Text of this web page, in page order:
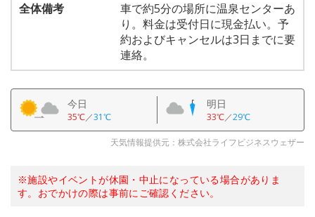
全体備考
車で約5分の場所に温泉センターあ
り。料金は受付日に現金払い。予
約およびキャンセルは3日までに要
連絡。
今日
35℃／31℃
明日
33℃／29℃
天気情報提供元：株式会社ライフビジネスウェザー
※施設やイベントが休園・中止になっている場合がありま
す。おでかけの際は事前にご確認ください。